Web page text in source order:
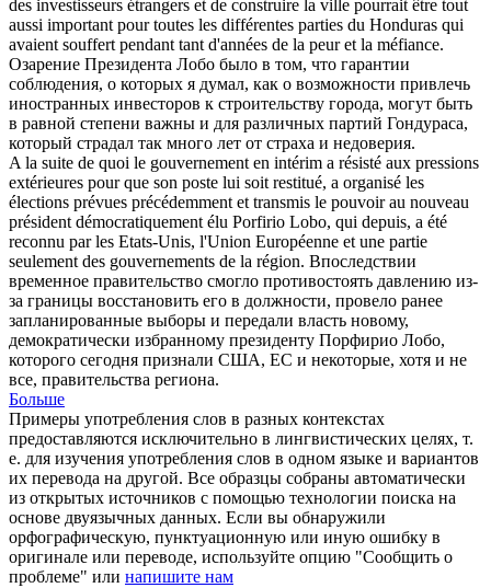
des investisseurs étrangers et de construire la ville pourrait être tout
aussi important pour toutes les différentes parties du Honduras qui
avaient souffert pendant tant d'années de la peur et la méfiance.
Озарение Президента Лобо было в том, что гарантии
соблюдения, о которых я думал, как о возможности привлечь
иностранных инвесторов к строительству города, могут быть
в равной степени важны и для различных партий Гондураса,
который страдал так много лет от страха и недоверия.
A la suite de quoi le gouvernement en intérim a résisté aux pressions
extérieures pour que son poste lui soit restitué, a organisé les
élections prévues précédemment et transmis le pouvoir au nouveau
président démocratiquement élu Porfirio Lobo, qui depuis, a été
reconnu par les Etats-Unis, l'Union Européenne et une partie
seulement des gouvernements de la région. Впоследствии
временное правительство смогло противостоять давлению из-
за границы восстановить его в должности, провело ранее
запланированные выборы и передали власть новому,
демократически избранному президенту Порфирио Лобо,
которого сегодня признали США, ЕС и некоторые, хотя и не
все, правительства региона.
Больше
Примеры употребления слов в разных контекстах
предоставляются исключительно в лингвистических целях, т.
е. для изучения употребления слов в одном языке и вариантов
их перевода на другой. Все образцы собраны автоматически
из открытых источников с помощью технологии поиска на
основе двуязычных данных. Если вы обнаружили
орфографическую, пунктуационную или иную ошибку в
оригинале или переводе, используйте опцию "Сообщить о
проблеме" или напишите нам